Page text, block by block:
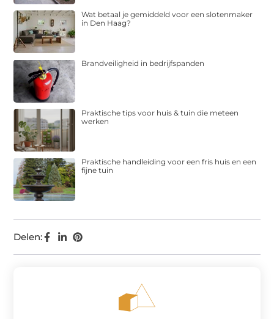
Delen:
Wat betaal je gemiddeld voor een slotenmaker
in Den Haag?
Brandveiligheid in bedrijfspanden
Praktische tips voor huis & tuin die meteen
werken
Praktische handleiding voor een fris huis en een
fijne tuin